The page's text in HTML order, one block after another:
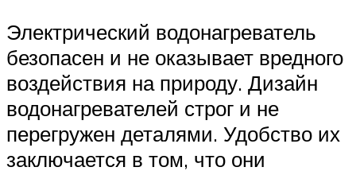
Электрический водонагреватель
безопасен и не оказывает вредного
воздействия на природу. Дизайн
водонагревателей строг и не
перегружен деталями. Удобство их
заключается в том, что они